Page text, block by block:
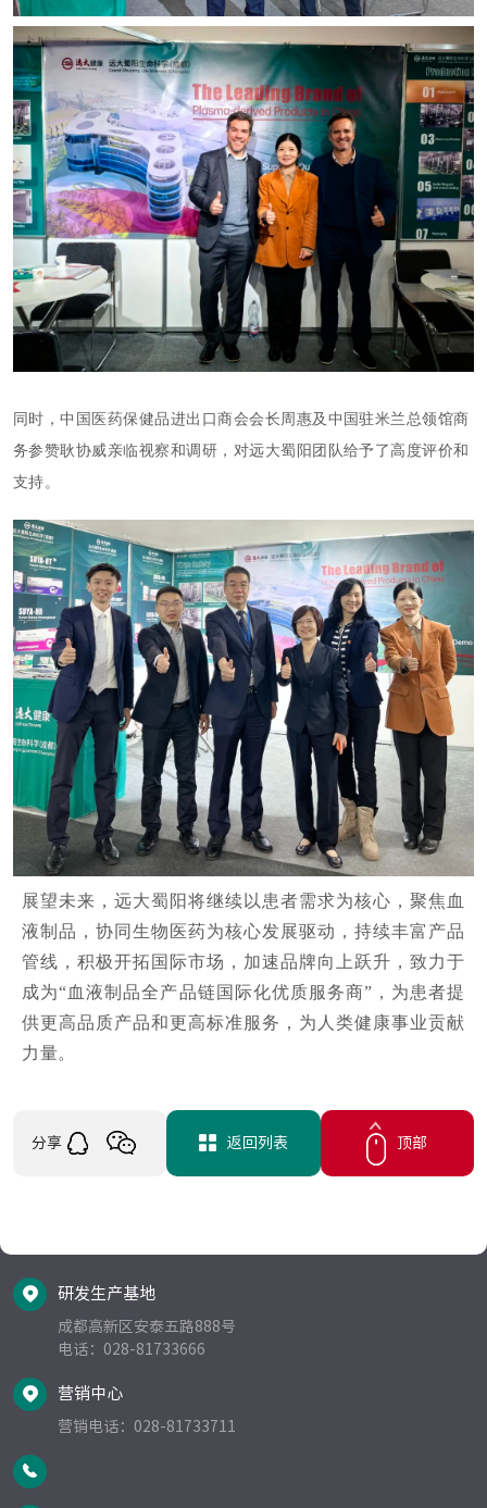
分享 返回列表 顶部
同时，中国医药保健品进出口商会会长周惠及中国驻米兰总领馆商
务参赞耿协威亲临视察和调研，对远大蜀阳团队给予了高度评价和
支持。
展望未来，远大蜀阳将继续以患者需求为核心，聚焦血
液制品，协同生物医药为核心发展驱动，持续丰富产品
管线，积极开拓国际市场，加速品牌向上跃升，致力于
成为“血液制品全产品链国际化优质服务商”，为患者提
供更高品质产品和更高标准服务，为人类健康事业贡献
力量。
研发生产基地
成都高新区安泰五路888号
电话：028-81733666
营销中心
营销电话：028-81733711